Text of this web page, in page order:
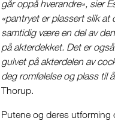
går oppå hverandre», sier
«pantryet er plassert slik
samtidig være en del av
på akterdekket. Det er
gulvet på akterdelen av
deg romfølelse og plass til
Thorup.
Putene og deres utforming